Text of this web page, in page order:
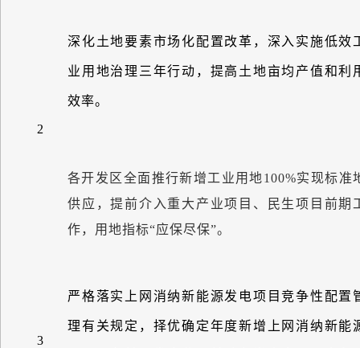
2
深化土地要素市场化配置改革，深入实施低效
业用地治理三年行动，提高土地亩均产值和利
效率。
各开发区全面推行新增工业用地100%实现标准
供应，提前介入重大产业项目、民生项目前期
作，用地指标“应保尽保”。
3
严格落实上网消纳新能源发电项目竞争性配置
理有关规定，择优确定年度新增上网消纳新能